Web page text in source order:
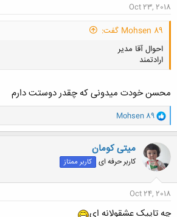
Oct 23, 2018
Mohsen 89 گفت:
احوال آقا مدیر
ارادتمند
کلیک کنید تا باز شود...
محسن خودت میدونی که چقدر دوستت دارم
و
ا
ک
ن
ش
ه
ا
Mohsen 89
میتی کومان
کاربر حرفه ای کاربر ممتاز
Oct 24, 2018
چه تاپیک عشقولانه ای